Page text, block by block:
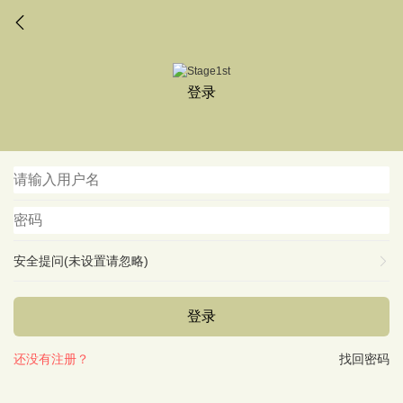
登录
安全提问(未设置请忽略)
登录
找回密码
还没有注册？